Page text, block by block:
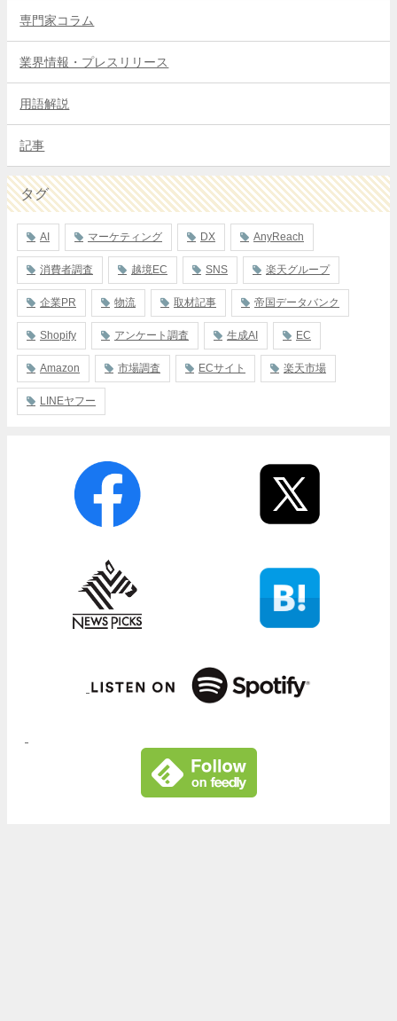
専門家コラム
業界情報・プレスリリース
用語解説
記事
タグ
AI マーケティング DX AnyReach
消費者調査 越境EC SNS 楽天グループ
企業PR 物流 取材記事 帝国データバンク
Shopify アンケート調査 生成AI EC
Amazon 市場調査 ECサイト 楽天市場
LINEヤフー